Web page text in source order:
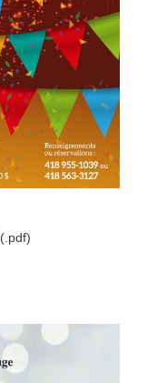
(.pdf)